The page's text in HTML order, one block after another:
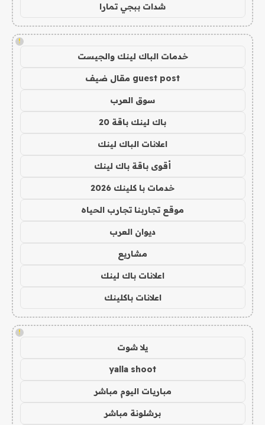
شدات ببجي تمارا
!
خدمات الباك لينك والجيست
guest post مقال ضيف
سوق العرب
باك لينك باقة 20
اعلانات الباك لينك
أقوى باقة باك لينك
خدمات با كلينك 2026
موقع تجاربنا تجارب الحياه
ديوان العرب
مشاريع
اعلانات باك لينك
اعلانات باكلينك
!
يلا شوت
yalla shoot
مباريات اليوم مباشر
برشلونة مباشر